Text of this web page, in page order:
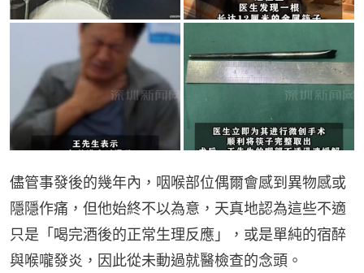
儘管事發後的幾年內，咽喉部位偶爾會感到異物感或
隱隱作痛，但他始終不以為意，天真地認為這些不適
只是「喝完酒後的正常生理反應」，或是單純的宿醉
與喉嚨發炎，因此從未動過就醫檢查的念頭。